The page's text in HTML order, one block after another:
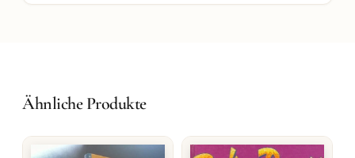
Ähnliche Produkte